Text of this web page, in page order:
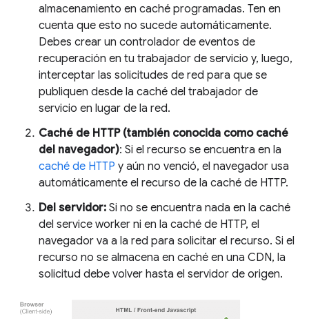
almacenamiento en caché programadas. Ten en
cuenta que esto no sucede automáticamente.
Debes crear un controlador de eventos de
recuperación en tu trabajador de servicio y, luego,
interceptar las solicitudes de red para que se
publiquen desde la caché del trabajador de
servicio en lugar de la red.
Caché de HTTP (también conocida como caché
del navegador): Si el recurso se encuentra en la
caché de HTTP y aún no venció, el navegador usa
automáticamente el recurso de la caché de HTTP.
Del servidor: Si no se encuentra nada en la caché
del service worker ni en la caché de HTTP, el
navegador va a la red para solicitar el recurso. Si el
recurso no se almacena en caché en una CDN, la
solicitud debe volver hasta el servidor de origen.